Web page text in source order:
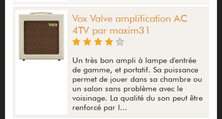
Vox Valve amplification AC
4TV par maxim31
Un très bon ampli à lampe d'entrée
de gamme, et portatif. Sa puissance
permet de jouer dans sa chambre ou
un salon sans problème avec le
voisinage. La qualité du son peut être
renforcé par l...